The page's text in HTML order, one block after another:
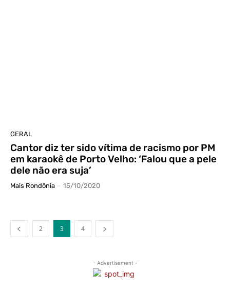
GERAL
Cantor diz ter sido vítima de racismo por PM
em karaokê de Porto Velho: ‘Falou que a pele
dele não era suja’
Mais Rondônia - 15/10/2020
2 3 4
- Advertisement -